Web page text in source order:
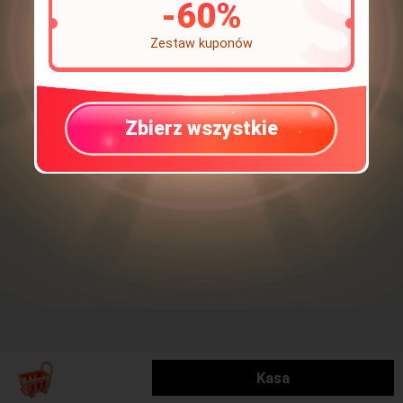
-60%
Zestaw kuponów
Zbierz wszystkie
Kasa